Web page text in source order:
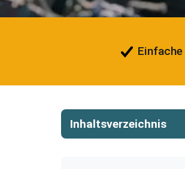
Inhaltsverzeichnis